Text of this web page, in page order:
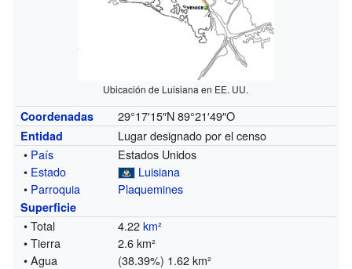
Ubicación de Luisiana en EE. UU.
Coordenadas 29°17′15″N 89°21′49″O
Entidad
Lugar designado por el censo
• País
Estados Unidos
• Estado
Luisiana
• Parroquia Plaquemines
Superficie
• Total 4.22km²
• Tierra
2.6 km²
• Agua
(38.39%) 1.62 km²